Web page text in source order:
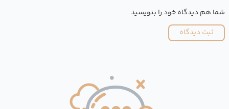
شما هم دیدگاه خود را بنویسید
ثبت دیدگاه